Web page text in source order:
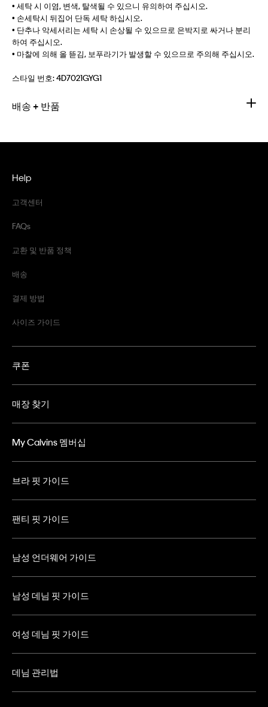
• 세탁 시 이염, 변색, 탈색될 수 있으니 유의하여 주십시오.
• 손세탁시 뒤집어 단독 세탁 하십시오.
• 단추나 악세서리는 세탁 시 손상될 수 있으므로 은박지로 싸거나 분리
하여 주십시오.
• 마찰에 의해 올 뜯김, 보푸라기가 발생할 수 있으므로 주의해 주십시오.
스타일 번호:4D7021GYG1
배송 + 반품
Help
고객센터
FAQs
교환 및 반품 정책
배송
결제 방법
사이즈 가이드
쿠폰
매장 찾기
My Calvins 멤버십
브라 핏 가이드
팬티 핏 가이드
남성 언더웨어 가이드
남성 데님 핏 가이드
여성 데님 핏 가이드
데님 관리법